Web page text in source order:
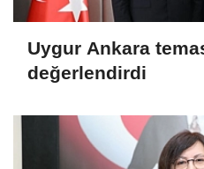
Uygur Ankara
değerlendirdi